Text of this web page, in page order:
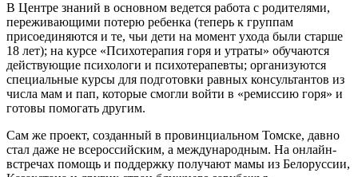
В Центре знаний в основном ведется работа с родителями,
переживающими потерю ребенка (теперь к группам
присоединяются и те, чьи дети на момент ухода были старше
18 лет); на курсе «Психотерапия горя и утраты» обучаются
действующие психологи и психотерапевты; организуются
специальные курсы для подготовки равных консультантов из
числа мам и пап, которые смогли войти в «ремиссию горя» и
готовы помогать другим.
Сам же проект, созданный в провинциальном Томске, давно
стал даже не всероссийским, а международным. На онлайн-
встречах помощь и поддержку получают мамы из Белоруссии,